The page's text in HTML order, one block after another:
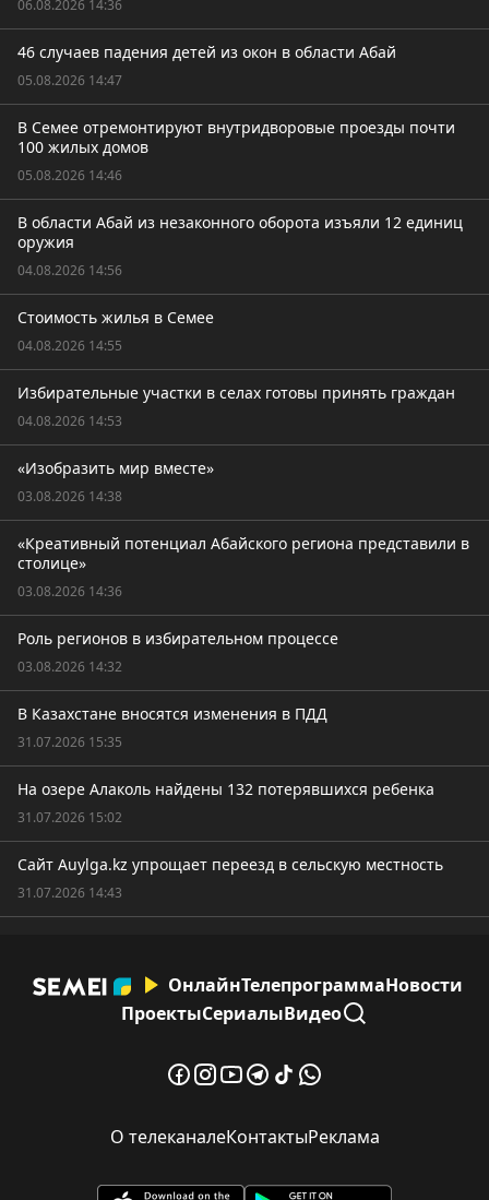
06.08.2026 14:36
46 случаев падения детей из окон в области Абай
05.08.2026 14:47
В Семее отремонтируют внутридворовые проезды почти
100 жилых домов
05.08.2026 14:46
В области Абай из незаконного оборота изъяли 12 единиц
оружия
04.08.2026 14:56
Стоимость жилья в Семее
04.08.2026 14:55
Избирательные участки в селах готовы принять граждан
04.08.2026 14:53
«Изобразить мир вместе»
03.08.2026 14:38
«Креативный потенциал Абайского региона представили в
столице»
03.08.2026 14:36
Роль регионов в избирательном процессе
03.08.2026 14:32
В Казахстане вносятся изменения в ПДД
31.07.2026 15:35
На озере Алаколь найдены 132 потерявшихся ребенка
31.07.2026 15:02
Сайт Auylga.kz упрощает переезд в сельскую местность
31.07.2026 14:43
ОнлайнТелепрограммаНовости
ПроектыСериалыВидео
О телеканалеКонтактыРеклама